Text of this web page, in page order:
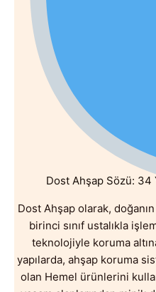
Dost Ahşap Sözü: 34
Dost Ahşap olarak,
birinci sınıf ustalıkla
teknolojiyle koruma
yapılarda, ahşap koruma
olan Hemel ürünlerini